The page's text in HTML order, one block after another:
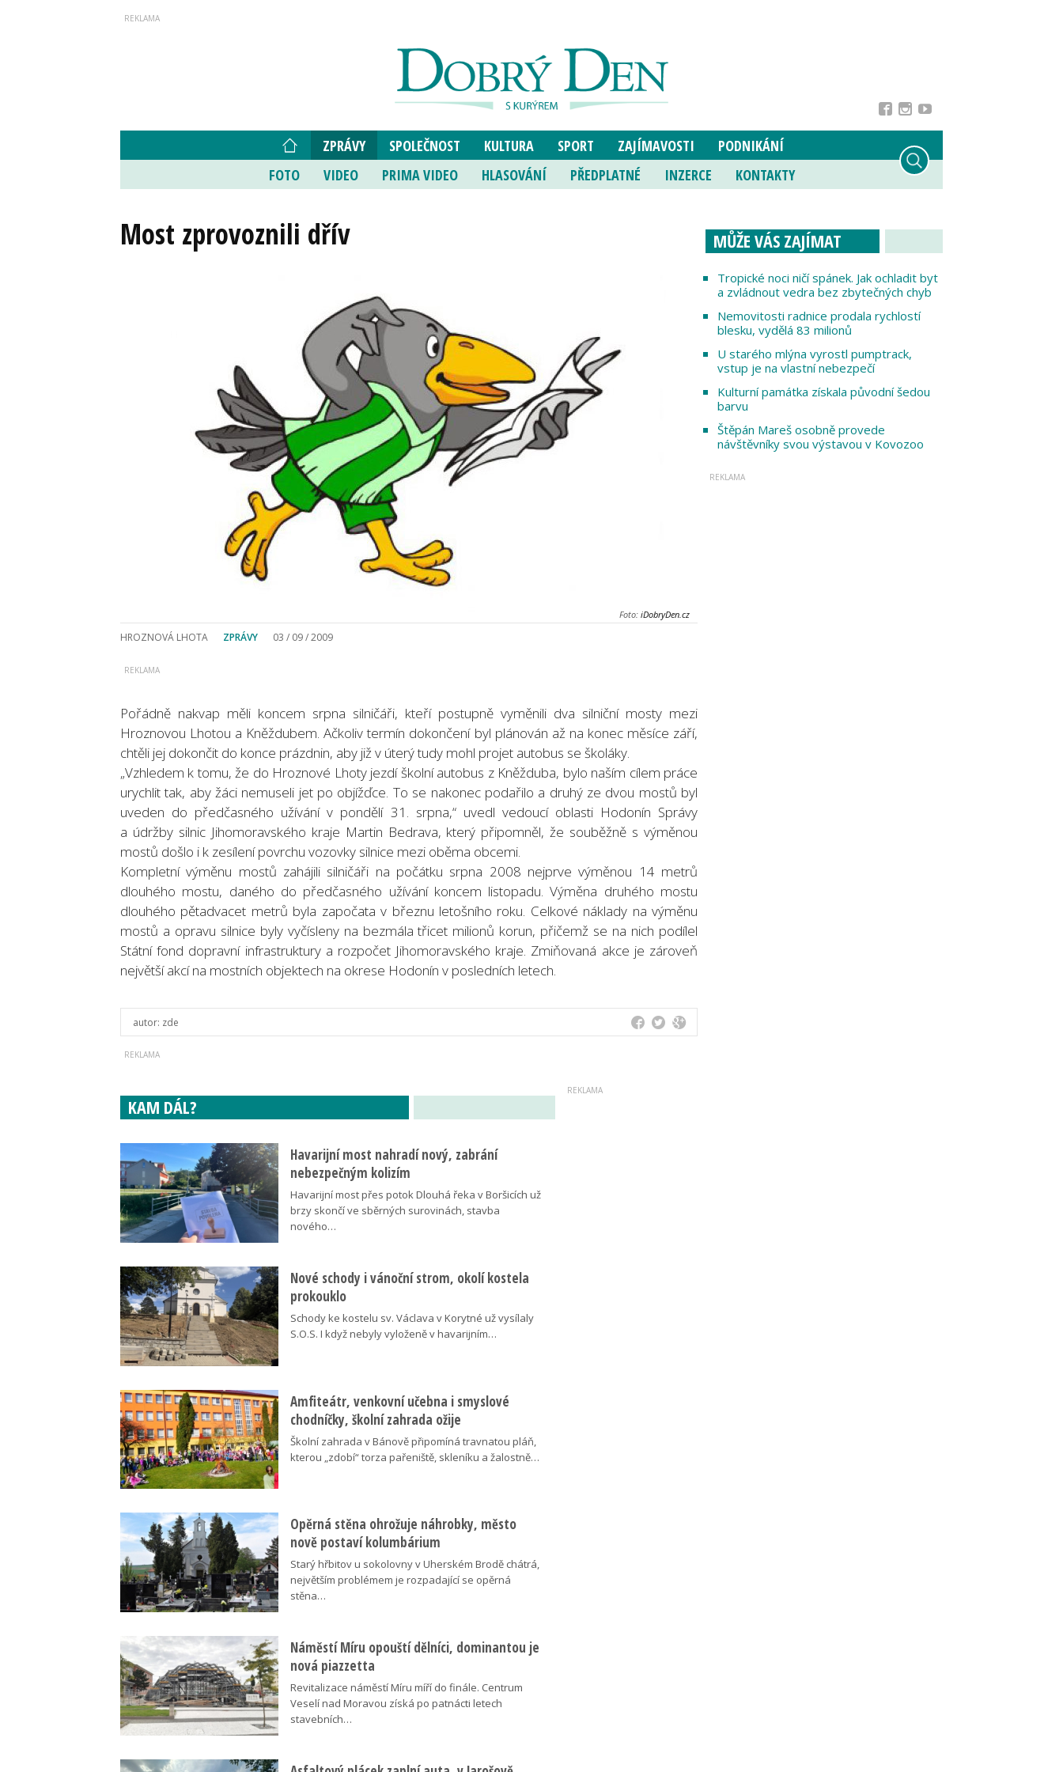
ZPRÁVY SPOLEČNOST KULTURA SPORT ZAJÍMAVOSTI
PODNIKÁNÍ
FOTO
VIDEO PRIMA VIDEO HLASOVÁNÍ PŘEDPLATNÉ INZERCE KONTAKTY
Most zprovoznili dřív
Foto: iDobryDen.cz
HROZNOVÁ LHOTA ZPRÁVY 03 / 09 / 2009
Pořádně nakvap měli koncem srpna silničáři, kteří postupně vyměnili dva silniční mosty mezi
Hroznovou Lhotou a Kněždubem. Ačkoliv termín dokončení byl plánován až na konec měsíce září,
chtěli jej dokončit do konce prázdnin, aby již v úterý tudy mohl projet autobus se školáky.
„Vzhledem k tomu, že do Hroznové Lhoty jezdí školní autobus z Kněžduba, bylo naším cílem práce
urychlit tak, aby žáci nemuseli jet po objížďce. To se nakonec podařilo a druhý ze dvou mostů byl
uveden do předčasného užívání v pondělí 31. srpna,“ uvedl vedoucí oblasti Hodonín Správy
a údržby silnic Jihomoravského kraje Martin Bedrava, který připomněl, že souběžně s výměnou
mostů došlo i k zesílení povrchu vozovky silnice mezi oběma obcemi.
Kompletní výměnu mostů zahájili silničáři na počátku srpna 2008 nejprve výměnou 14 metrů
dlouhého mostu, daného do předčasného užívání koncem listopadu. Výměna druhého mostu
dlouhého pětadvacet metrů byla započata v březnu letošního roku. Celkové náklady na výměnu
mostů a opravu silnice byly vyčísleny na bezmála třicet milionů korun, přičemž se na nich podílel
Státní fond dopravní infrastruktury a rozpočet Jihomoravského kraje. Zmiňovaná akce je zároveň
největší akcí na mostních objektech na okrese Hodonín v posledních letech.
autor: zde
MŮŽE VÁS ZAJÍMAT
Tropické noci ničí spánek. Jak ochladit byt
a zvládnout vedra bez zbytečných chyb
Nemovitosti radnice prodala rychlostí
blesku, vydělá 83 milionů
U starého mlýna vyrostl pumptrack,
vstup je na vlastní nebezpečí
Kulturní památka získala původní šedou
barvu
Štěpán Mareš osobně provede
návštěvníky svou výstavou v Kovozoo
KAM DÁL?
Havarijní most nahradí nový, zabrání
nebezpečným kolizím
Havarijní most přes potok Dlouhá řeka v Boršicích už
brzy skončí ve sběrných surovinách, stavba
nového…
Nové schody i vánoční strom, okolí kostela
prokouklo
Schody ke kostelu sv. Václava v Korytné už vysílaly
S.O.S. I když nebyly vyloženě v havarijním…
Amfiteátr, venkovní učebna i smyslové
chodníčky, školní zahrada ožije
Školní zahrada v Bánově připomíná travnatou pláň,
kterou „zdobí“ torza pařeniště, skleníku a žalostně…
Opěrná stěna ohrožuje náhrobky, město
nově postaví kolumbárium
Starý hřbitov u sokolovny v Uherském Brodě chátrá,
největším problémem je rozpadající se opěrná
stěna…
Náměstí Míru opouští dělníci, dominantou je
nová piazzetta
Revitalizace náměstí Míru míří do finále. Centrum
Veselí nad Moravou získá po patnácti letech
stavebních…